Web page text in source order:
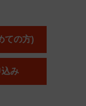
ての方)
み